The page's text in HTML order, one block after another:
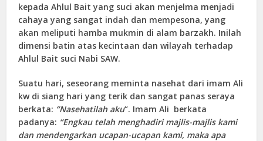
kepada Ahlul Bait yang suci akan menjelma menjadi
cahaya yang sangat indah dan mempesona, yang
akan meliputi hamba mukmin di alam barzakh. Inilah
dimensi batin atas kecintaan dan wilayah terhadap
Ahlul Bait suci Nabi SAW.
Suatu hari, seseorang meminta nasehat dari imam Ali
kw di siang hari yang terik dan sangat panas seraya
berkata: “Nasehatilah aku“. Imam Ali berkata
padanya: “Engkau telah menghadiri majlis-majlis kami
dan mendengarkan ucapan-ucapan kami, maka apa